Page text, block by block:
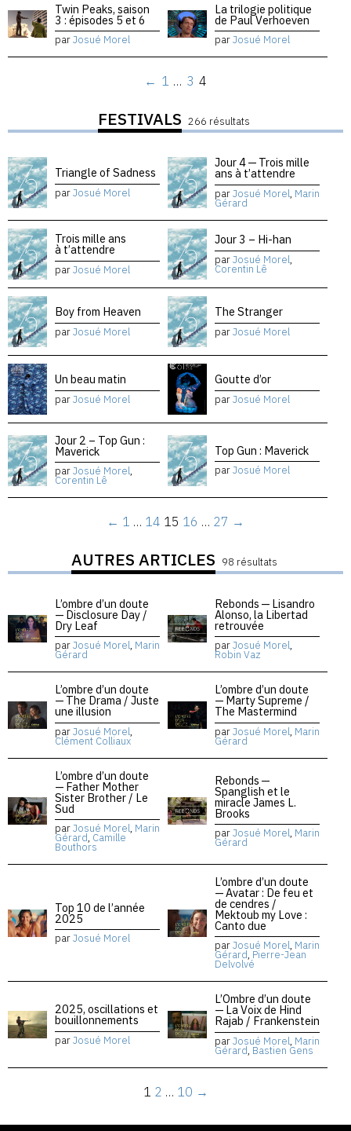
Twin Peaks, saison
3 : épisodes 5 et 6
parJosué Morel
La trilogie politique
de Paul Verhoeven
parJosué Morel
← 1 … 3 4
FESTIVALS 266 résultats
Triangle of Sadness
parJosué Morel
Jour 4 — Trois mille
ans à t’attendre
parJosué Morel, Marin
Gérard
Trois mille ans
à t’attendre
parJosué Morel
Jour 3 – Hi-han
parJosué Morel,
Corentin Lê
Boy from Heaven
parJosué Morel
The Stranger
parJosué Morel
Un beau matin
parJosué Morel
Goutte d’or
parJosué Morel
Jour 2 – Top Gun :
Maverick
parJosué Morel,
Corentin Lê
Top Gun : Maverick
parJosué Morel
← 1 … 14 15 16 … 27 →
AUTRES ARTICLES 98 résultats
L’ombre d’un doute
— Disclosure Day /
Dry Leaf
parJosué Morel, Marin
Gérard
Rebonds — Lisandro
Alonso, la Libertad
retrouvée
parJosué Morel,
Robin Vaz
L’ombre d’un doute
— The Drama / Juste
une illusion
parJosué Morel,
Clément Colliaux
L’ombre d’un doute
— Marty Supreme /
The Mastermind
parJosué Morel, Marin
Gérard
L’ombre d’un doute
— Father Mother
Sister Brother / Le
Sud
parJosué Morel, Marin
Gérard, Camille
Bouthors
Rebonds —
Spanglish et le
miracle James L.
Brooks
parJosué Morel, Marin
Gérard
Top 10 de l’année
2025
parJosué Morel
L’ombre d’un doute
— Avatar : De feu et
de cendres /
Mektoub my Love :
Canto due
parJosué Morel, Marin
Gérard, Pierre-Jean
Delvolvé
2025, oscillations et
bouillonnements
parJosué Morel
L’Ombre d’un doute
— La Voix de Hind
Rajab / Frankenstein
parJosué Morel, Marin
Gérard, Bastien Gens
1 2 … 10 →